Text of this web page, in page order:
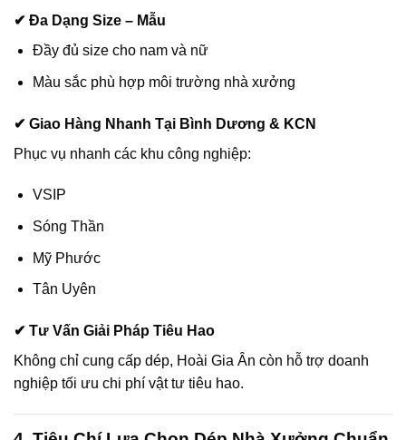
✔ Đa Dạng Size – Mẫu
Đầy đủ size cho nam và nữ
Màu sắc phù hợp môi trường nhà xưởng
✔ Giao Hàng Nhanh Tại Bình Dương & KCN
Phục vụ nhanh các khu công nghiệp:
VSIP
Sóng Thần
Mỹ Phước
Tân Uyên
✔ Tư Vấn Giải Pháp Tiêu Hao
Không chỉ cung cấp dép, Hoài Gia Ân còn hỗ trợ doanh
nghiệp tối ưu chi phí vật tư tiêu hao.